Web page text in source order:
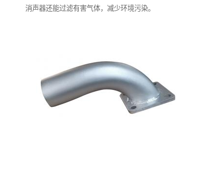
消声器还能过滤有害气体，减少环境污染。